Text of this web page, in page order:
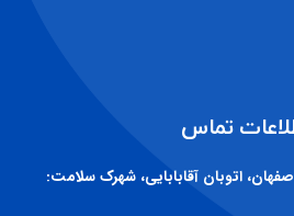
تماس
اتوبان آقابابایی، شهرک سلامت: